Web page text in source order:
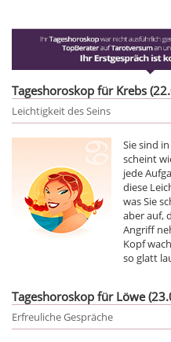
Tageshoroskop für Krebs
Leichtigkeit des Seins
Sie sind
scheint
jede
diese
was Sie
aber auf,
Angriff
Kopf
so glatt
Tageshoroskop für Löwe
Erfreuliche Gespräche